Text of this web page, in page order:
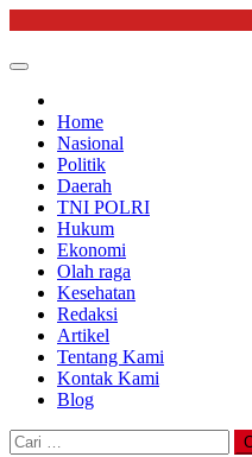
content
Home
Nasional
Politik
Daerah
TNI POLRI
Hukum
Ekonomi
Olah raga
Kesehatan
Redaksi
Artikel
Tentang Kami
Kontak Kami
Blog
Cari